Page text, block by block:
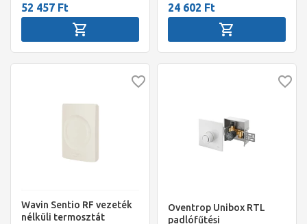
52 457 Ft 24 602 Ft
Wavin Sentio RF vezeték
nélküli termosztát
Oventrop Unibox RTL
padlófűtési